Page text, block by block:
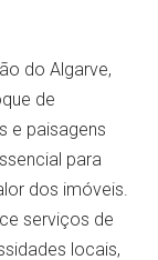
do Algarve,
de
e paisagens
para
dos imóveis.
serviços de
locais,